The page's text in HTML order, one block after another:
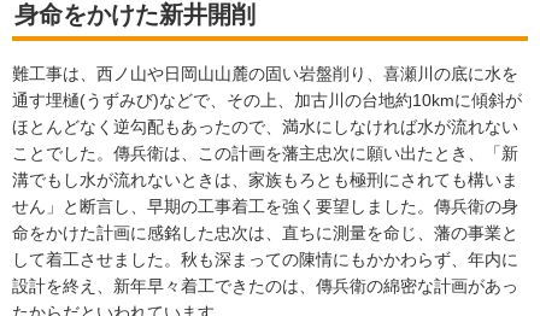
身命をかけた新井開削
難工事は、西ノ山や日岡山山麓の固い岩盤削り、喜瀬川の底に水を
通す埋樋(うずみび)などで、その上、加古川の台地約10kmに傾斜が
ほとんどなく逆勾配もあったので、満水にしなければ水が流れない
ことでした。傳兵衛は、この計画を藩主忠次に願い出たとき、「新
溝でもし水が流れないときは、家族もろとも極刑にされても構いま
せん」と断言し、早期の工事着工を強く要望しました。傳兵衛の身
命をかけた計画に感銘した忠次は、直ちに測量を命じ、藩の事業と
して着工させました。秋も深まっての陳情にもかかわらず、年内に
設計を終え、新年早々着工できたのは、傳兵衛の綿密な計画があっ